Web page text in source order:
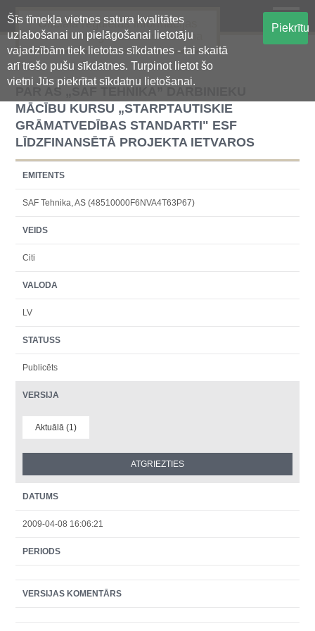
Šīs tīmekļa vietnes satura kvalitātes
uzlabošanai un pielāgošanai lietotāju
vajadzībām tiek lietotas sīkdatnes - tai skaitā
arī trešo pušu sīkdatnes. Turpinot lietot šo
vietni Jūs piekrītat sīkdatņu lietošanai.
Piekrītu
Oficiālā regulētās informācijas
centralizētā glabāšanas sistēma
PAR AS „SAF TEHNIKA” DARBINIEKU
MĀCĪBU KURSU „STARPTAUTISKIE
GRĀMATVEDĪBAS STANDARTI" ESF
LĪDZFINANSĒTĀ PROJEKTA IETVAROS
EMITENTS
SAF Tehnika, AS (48510000F6NVA4T63P67)
VEIDS
Citi
VALODA
LV
STATUSS
Publicēts
VERSIJA
Aktuālā (1)
DATUMS
2009-04-08 16:06:21
PERIODS
VERSIJAS KOMENTĀRS